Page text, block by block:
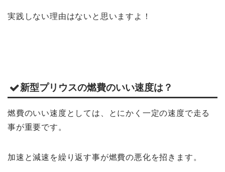
実践しない理由はないと思いますよ！
新型プリウスの燃費のいい速度は？
燃費のいい速度としては、とにかく一定の速度で走る
事が重要です。
加速と減速を繰り返す事が燃費の悪化を招きます。